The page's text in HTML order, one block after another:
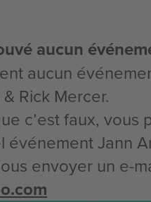
aucun
aucun
Rick Mercer.
c’est faux, vous
événement Jann
envoyer un e-